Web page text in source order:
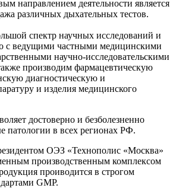
направлением деятельности является
различных дыхательных тестов.
спектр научных исследований и
с ведущими частными медицинскими
научно-исследовательскими
производим фармацевтическую
диагностическую и
и изделия медицинского
достоверно и безболезненно
патологии в всех регионах РФ.
ОЭЗ «Технополис «Москва»
производственным комплексом
проиводится в строгом
GMP.